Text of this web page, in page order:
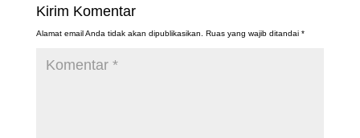
Kirim Komentar
Alamat email Anda tidak akan dipublikasikan. Ruas yang wajib ditandai *